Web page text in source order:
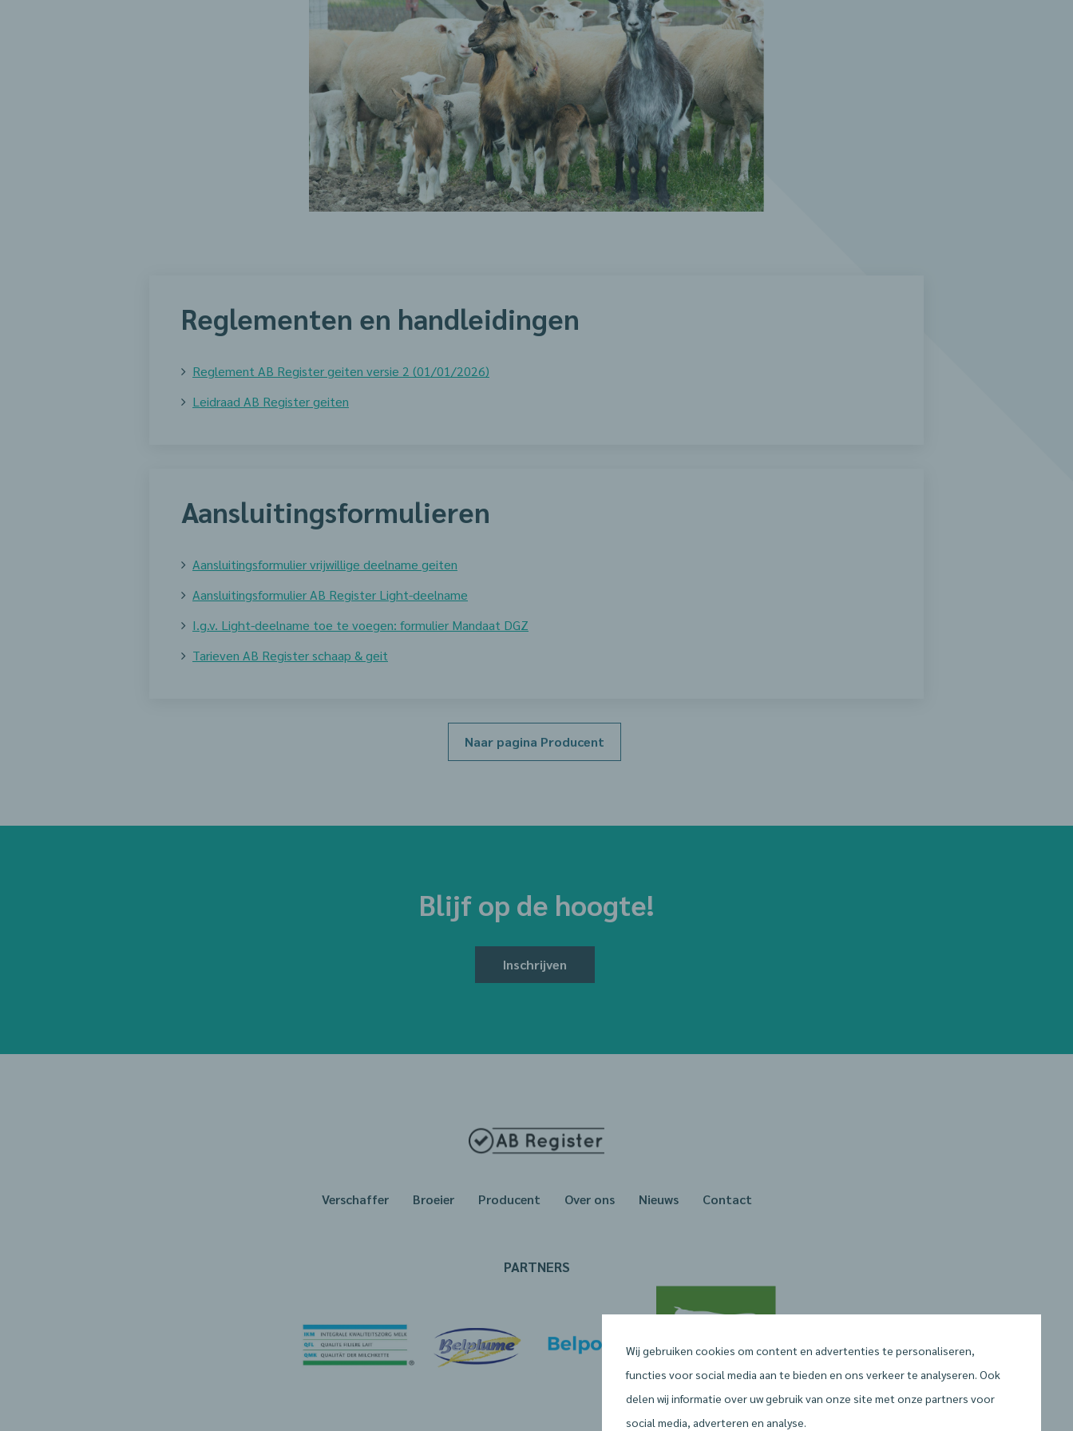
Reglementen en handleidingen
Reglement AB Register geiten versie 2 (01/01/2026)
Leidraad AB Register geiten
Aansluitingsformulieren
Aansluitingsformulier vrijwillige deelname geiten
Aansluitingsformulier AB Register Light-deelname
I.g.v. Light-deelname toe te voegen: formulier Mandaat DGZ
Tarieven AB Register schaap & geit
Naar pagina Producent
Blijf op de hoogte!
Inschrijven
Verschaffer Broeier Producent Over ons Nieuws Contact
PARTNERS
Wij gebruiken cookies om content en advertenties te personaliseren,
functies voor social media aan te bieden en ons verkeer te analyseren. Ook
delen wij informatie over uw gebruik van onze site met onze partners voor
social media, adverteren en analyse.